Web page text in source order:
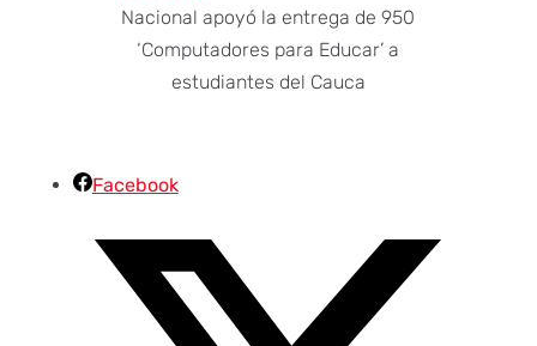
Nacional apoyó la entrega de 950
‘Computadores para Educar’ a
estudiantes del Cauca
Facebook